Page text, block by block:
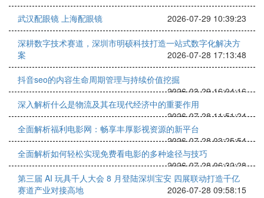
武汉配眼镜 上海配眼镜 2026-07-29 10:39:23
深耕数字技术赛道，深圳市明硕科技打造一站式数字化解决方
案
2026-07-28 17:13:48
抖音seo的内容生命周期管理与持续价值挖掘
2026-03-29 16:04:16
深入解析什么是物流及其在现代经济中的重要作用
2026-07-28 11:51:24
全面解析福利电影网：畅享丰厚影视资源的新平台
2026-07-28 03:25:54
全面解析如何轻松实现免费看电影的多种途径与技巧
2026-07-28 06:32:28
第三届 AI 玩具千人大会 8 月登陆深圳宝安 四展联动打造千亿
赛道产业对接高地
2026-07-28 09:58:15